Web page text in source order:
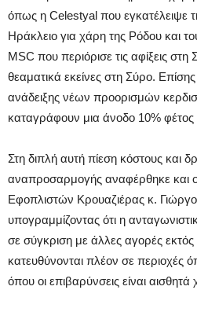
όπως η Celestyal που εγκατέλειψε
Ηράκλειο για χάρη της Ρόδου και
MSC που περιόρισε τις αφίξεις
θεαματικά εκείνες στη Σύρο.
ανάδειξης νέων προορισμών
καταγράφουν μια άνοδο 10% φέτος
Στη διπλή αυτή πίεση κόστους και
αναπροσαρμογής αναφέρθηκε και
Εφοπλιστών Κρουαζιέρας κ.
υπογραμμίζοντας ότι η
σε σύγκριση με άλλες αγορές
κατευθύνονται πλέον σε περιοχές
όπου οι επιβαρύνσεις είναι αισθητά